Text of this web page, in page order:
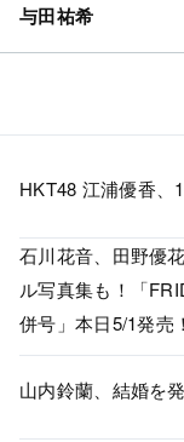
与田祐希
HKT48 江浦優香、
石川花音、田野優
ル写真集も！「
併号」本日5/1発売！
山内鈴蘭、結婚を